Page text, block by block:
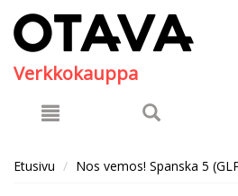
Verkkokauppa
Etusivu Nos vemos! Spanska 5